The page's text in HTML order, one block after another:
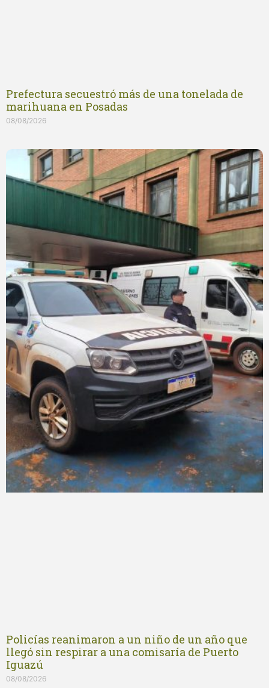
Prefectura secuestró más de una tonelada de
marihuana en Posadas
08/08/2026
Policías reanimaron a un niño de un año que
llegó sin respirar a una comisaría de Puerto
Iguazú
08/08/2026